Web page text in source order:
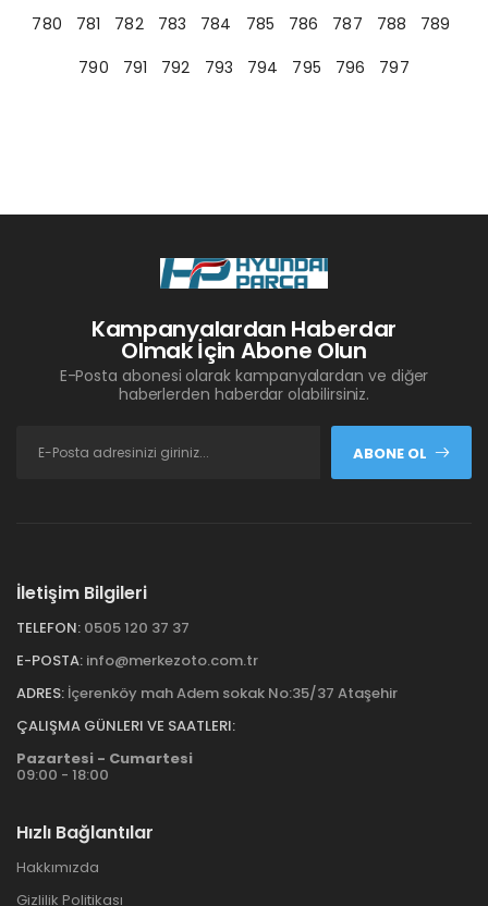
780
781 782 783 784 785 786 787 788
789
790
791 792 793 794 795 796 797
Kampanyalardan Haberdar
Olmak İçin Abone Olun
E-Posta abonesi olarak kampanyalardan ve diğer
haberlerden haberdar olabilirsiniz.
ABONE OL
İletişim Bilgileri
TELEFON: 0505 120 37 37
E-POSTA: info@merkezoto.com.tr
ADRES: İçerenköy mah Adem sokak No:35/37 Ataşehir
ÇALIŞMA GÜNLERI VE SAATLERI:
Pazartesi - Cumartesi
09:00 - 18:00
Hızlı Bağlantılar
Hakkımızda
Gizlilik Politikası